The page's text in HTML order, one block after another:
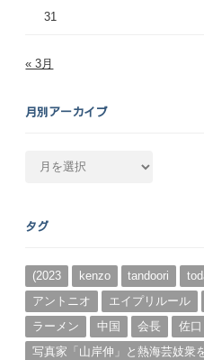
31
« 3月
月別アーカイブ
カ
ブ
タグ
(2023 kenzo tandoori
アントニオ
エイプリルール
ラーメン
中国 会長
佐口
写真家「山岸伸」と熱海芸妓衆